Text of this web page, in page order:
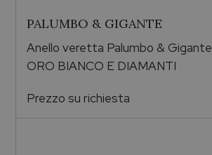
PALUMBO & GIGANTE
Anello veretta Palumbo & Gigante
ORO BIANCO E DIAMANTI
Prezzo su richiesta